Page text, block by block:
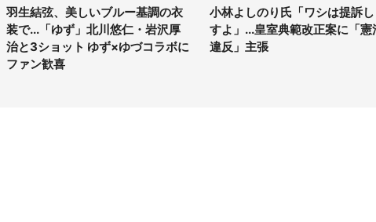
羽生結弦、美しいブルー基調の衣
装で...「ゆず」北川悠仁・岩沢厚
治と3ショット ゆず×ゆづコラボに
ファン歓喜
小林よしのり氏「ワシは提訴
すよ」...皇室典範改正案に「憲
違反」主張